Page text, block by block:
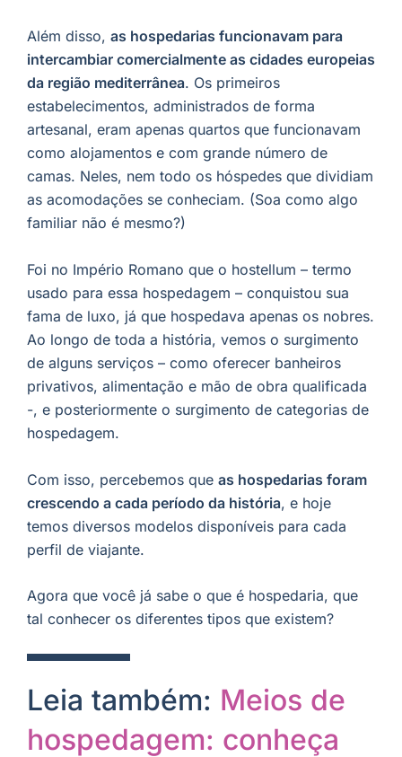
Além disso, as hospedarias funcionavam para
intercambiar comercialmente as cidades europeias
da região mediterrânea. Os primeiros
estabelecimentos, administrados de forma
artesanal, eram apenas quartos que funcionavam
como alojamentos e com grande número de
camas. Neles, nem todo os hóspedes que dividiam
as acomodações se conheciam. (Soa como algo
familiar não é mesmo?)
Foi no Império Romano que o hostellum – termo
usado para essa hospedagem – conquistou sua
fama de luxo, já que hospedava apenas os nobres.
Ao longo de toda a história, vemos o surgimento
de alguns serviços – como oferecer banheiros
privativos, alimentação e mão de obra qualificada
-, e posteriormente o surgimento de categorias de
hospedagem.
Com isso, percebemos que as hospedarias foram
crescendo a cada período da história, e hoje
temos diversos modelos disponíveis para cada
perfil de viajante.
Agora que você já sabe o que é hospedaria, que
tal conhecer os diferentes tipos que existem?
Leia também: Meios de
hospedagem: conheça